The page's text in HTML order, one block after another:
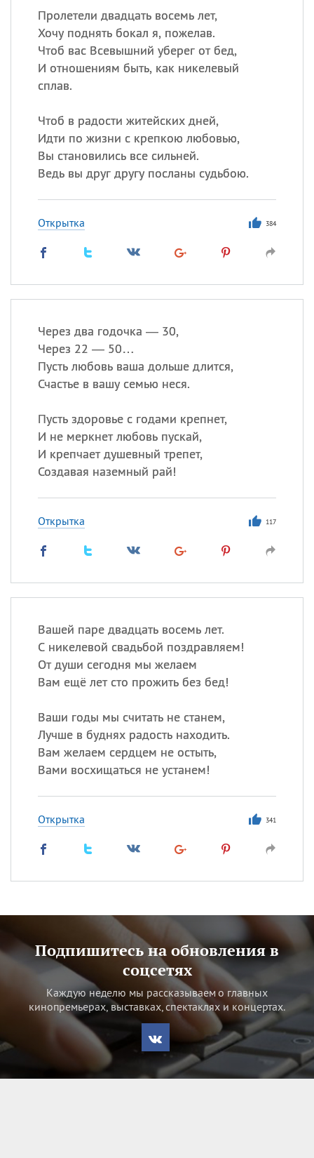
Пролетели двадцать восемь лет,
Хочу поднять бокал я, пожелав.
Чтоб вас Всевышний уберег от бед,
И отношениям быть, как никелевый
сплав.
Чтоб в радости житейских дней,
Идти по жизни с крепкою любовью,
Вы становились все сильней.
Ведь вы друг другу посланы судьбою.
Открытка 384
Через два годочка — 30,
Через 22 — 50…
Пусть любовь ваша дольше длится,
Счастье в вашу семью неся.
Пусть здоровье с годами крепнет,
И не меркнет любовь пускай,
И крепчает душевный трепет,
Создавая наземный рай!
Открытка 117
Вашей паре двадцать восемь лет.
С никелевой свадьбой поздравляем!
От души сегодня мы желаем
Вам ещё лет сто прожить без бед!
Ваши годы мы считать не станем,
Лучше в буднях радость находить.
Вам желаем сердцем не остыть,
Вами восхищаться не устанем!
Открытка 341
Подпишитесь на обновления в
соцсетях
Каждую неделю мы рассказываем о главных
кинопремьерах, выставках, спектаклях и концертах.